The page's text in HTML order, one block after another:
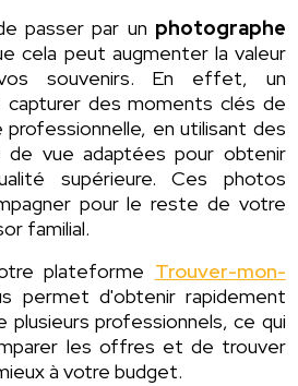
passer par un photographe
cela peut augmenter la valeur
souvenirs. En effet, un
capturer des moments clés de
en utilisant des
de vue adaptées pour obtenir
supérieure. Ces photos
pour le reste de votre
familial.
plateforme Trouver-mon-
permet d'obtenir rapidement
professionnels, ce qui
les offres et de trouver
à votre budget.